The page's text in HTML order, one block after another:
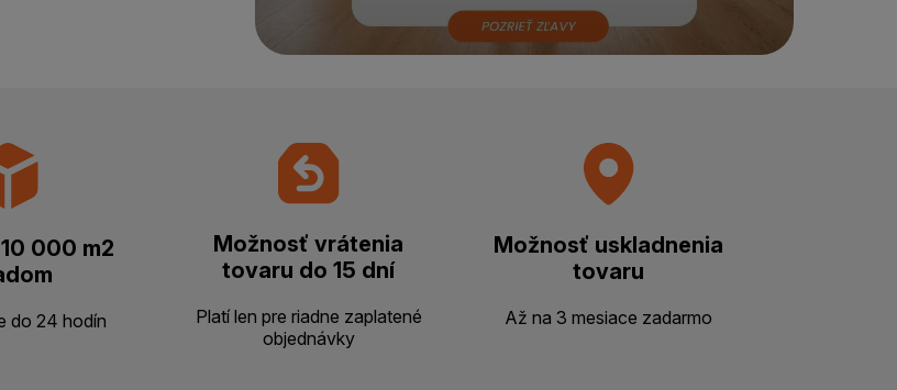
000 m2
do 24 hodín
Možnosť vrátenia
tovaru do 15 dní
Platí len pre riadne zaplatené
objednávky
Možnosť uskladnenia
tovaru
Až na 3 mesiace zadarmo